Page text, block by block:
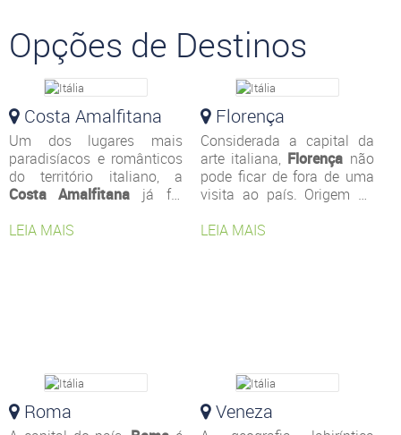
Opções de Destinos
Costa Amalfitana
Um dos lugares mais
paradisíacos e românticos
do território italiano, a
Costa Amalfitana já foi
como “Sob o Sol da
LEIA MAIS
Florença
Considerada a capital da
arte italiana, Florença não
pode ficar de fora de uma
visita ao país. Origem do
repleta de museus,
um passo rumo ao
descobrimento de lugares
incríveis para conhecer?
Passaporte na mão e boa
LEIA MAIS
Roma Veneza